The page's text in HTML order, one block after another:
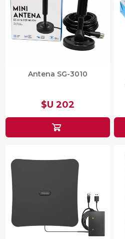
Antena SG-3010
$U 202